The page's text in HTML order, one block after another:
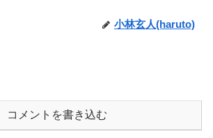
小林玄人(haruto)
コメントを書き込む